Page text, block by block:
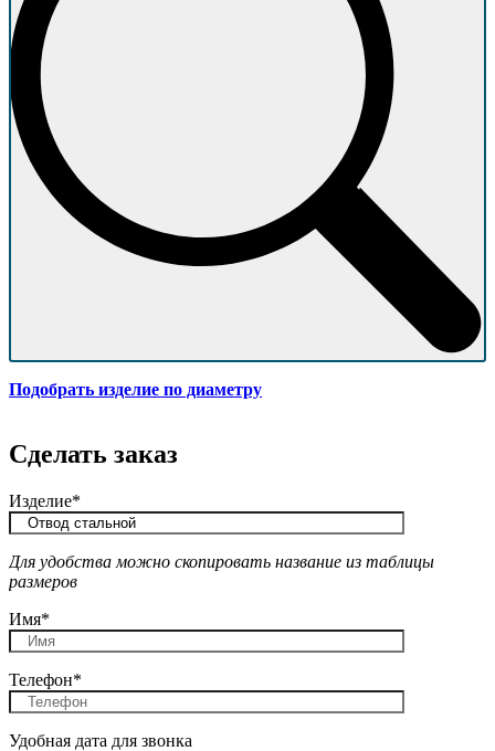
Подобрать изделие по диаметру
Сделать заказ
Изделие*
Для удобства можно скопировать название из таблицы
размеров
Имя*
Телефон*
Удобная дата для звонка